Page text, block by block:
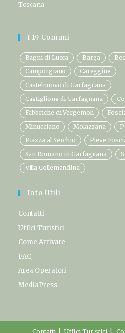
Toscana.
I 19 Comuni
Bagni di Lucca Barga
Camporgiano
Careggine
Castelnuovo di Garfagnana
Castiglione di Garfagnana
Fabbriche di Vergemoli
Minucciano
Molazzana
Piazza al Serchio
Pieve
San Romano in Garfagnana
Villa Collemandina
Info Utili
Contatti
Uffici Turistici
Come Arrivare
FAQ
Area Operatori
MediaPress
Contatti Uffici Turistici